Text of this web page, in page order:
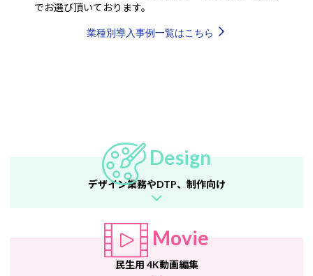
でお選び頂いております。
業種別導入事例一覧はこちら
Design
デザイン業務やDTP、制作向け
Movie
民生用 4K動画編集